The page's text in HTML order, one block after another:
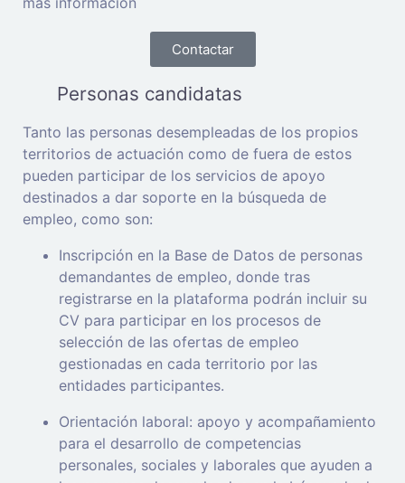
Contactar
Personas candidatas
Tanto las personas desempleadas de los propios
territorios de actuación como de fuera de estos
pueden participar de los servicios de apoyo
destinados a dar soporte en la búsqueda de
empleo, como son:
Inscripción en la Base de Datos de personas
demandantes de empleo, donde tras
registrarse en la plataforma podrán incluir su
CV para participar en los procesos de
selección de las ofertas de empleo
gestionadas en cada territorio por las
entidades participantes.
Orientación laboral: apoyo y acompañamiento
para el desarrollo de competencias
personales, sociales y laborales que ayuden a